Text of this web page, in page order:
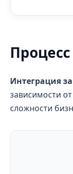
Интеграция
зависимости
сложности